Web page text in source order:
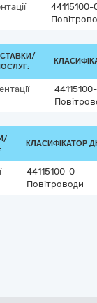
44115100-
КЛАСИФІКАТОР
44115100-0
Повітроводи